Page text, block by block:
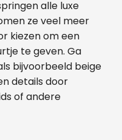
alle luxe
ze veel meer
kiezen om een
te geven. Ga
bijvoorbeeld beige
details door
of andere